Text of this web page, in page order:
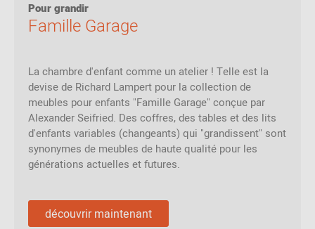
Pour grandir
Famille Garage
La chambre d'enfant comme un atelier ! Telle est la
devise de Richard Lampert pour la collection de
meubles pour enfants "Famille Garage" conçue par
Alexander Seifried. Des coffres, des tables et des lits
d'enfants variables (changeants) qui "grandissent" sont
synonymes de meubles de haute qualité pour les
générations actuelles et futures.
découvrir maintenant